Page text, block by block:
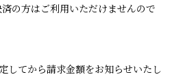
の方はご利用いただけませんので
してから請求金額をお知らせいたし